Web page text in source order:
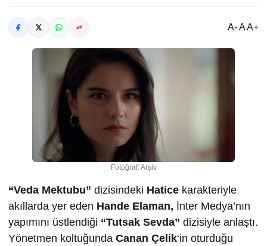
A- A A+
Fotoğraf: Arşiv
“Veda Mektubu” dizisindeki Hatice karakteriyle
akıllarda yer eden Hande Elaman, İnter Medya’nın
yapımını üstlendiği “Tutsak Sevda” dizisiyle anlaştı.
Yönetmen koltuğunda Canan Çelik‘in oturduğu